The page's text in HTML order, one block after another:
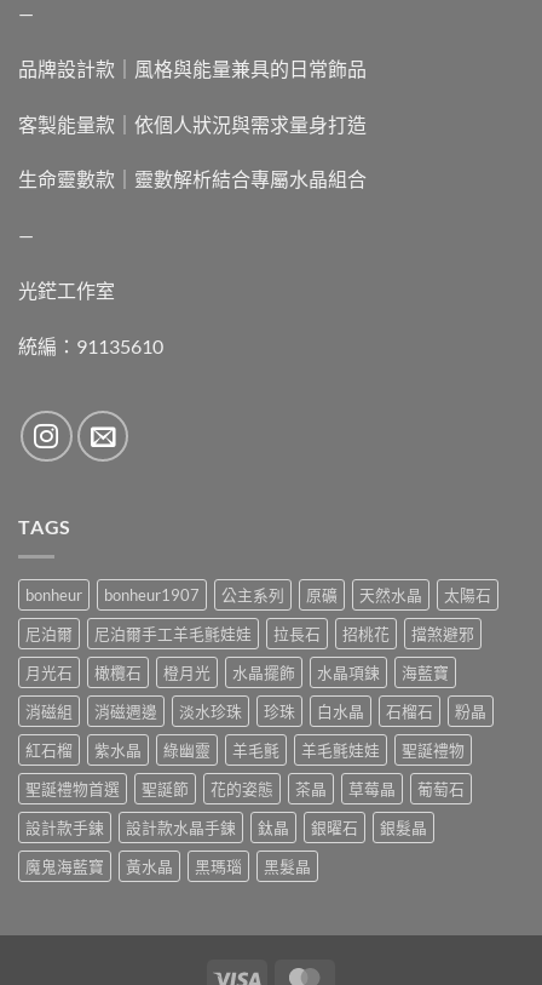
—
品牌設計款｜風格與能量兼具的日常飾品
客製能量款｜依個人狀況與需求量身打造
生命靈數款｜靈數解析結合專屬水晶組合
—
光鋩工作室
統編：91135610
TAGS
bonheur bonheur1907 公主系列 原礦 天然水晶
太陽石
尼泊爾
尼泊爾手工羊毛氈娃娃 拉長石 招桃花
擋煞避邪
月光石
橄欖石 橙月光 水晶擺飾 水晶項鍊
海藍寶
消磁組
消磁週邊 淡水珍珠 珍珠 白水晶 石榴石
粉晶
紅石榴
紫水晶 綠幽靈 羊毛氈 羊毛氈娃娃
聖誕禮物
聖誕禮物首選
聖誕節 花的姿態 茶晶 草莓晶
葡萄石
設計款手鍊
設計款水晶手鍊 鈦晶 銀曜石
銀髮晶
魔鬼海藍寶
黃水晶 黑瑪瑙 黑髮晶
Visa